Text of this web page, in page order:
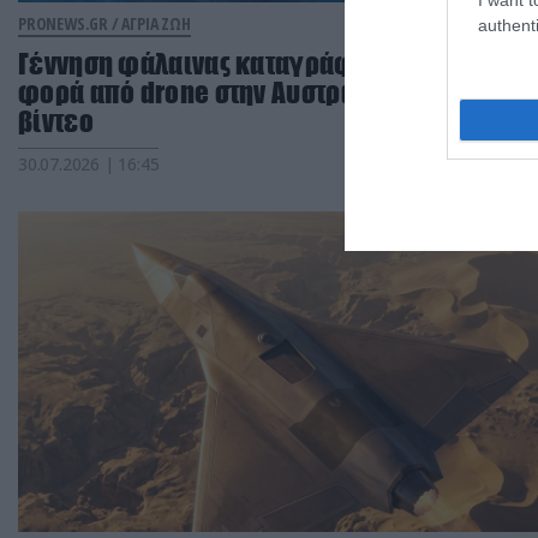
PRONEWS.GR /ΑΓΡΙΑ ΖΩΗ
Γέννηση φάλαινας καταγράφηκε για πρώτη
φορά από drone στην Αυστραλία: Δείτε
βίντεο
30.07.2026 | 16:45